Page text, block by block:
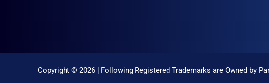
Copyright © 2026 | Following Registered Trademarks are Owned by